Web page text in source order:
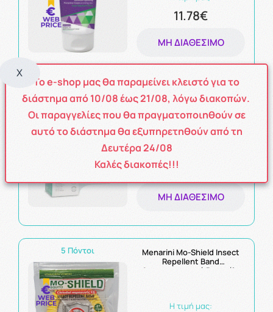
11.78€
ΜΗ ΔΙΑΘΈΣΙΜΟ
12 Πόντοι
Vican Promo Cer8 Junior
Anti-Mosquito Cream Άοσμη
Εντομοαπωθητική Κρέμα
Κατάλληλο και για Βρέφη
150ml & Δώρο
Εντομοαπωθητικά
Αυτοκόλλητα 12τμχ
Η τιμή μας:
11.70€
ΜΗ ΔΙΑΘΈΣΙΜΟ
5 Πόντοι
Menarini Mo-Shield Insect
Repellent Band
Αντικουνουπικό Βραχιόλι
Η τιμή μας:
X
Το e-shop μας θα παραμείνει κλειστό για το
διάστημα από10/08έως21/08, λόγω διακοπών.
Οι παραγγελίες που θα πραγματοποιηθούν σε
αυτό το διάστημα θα εξυπηρετηθούν από τη
Δευτέρα 24/08
Καλές διακοπές!!!